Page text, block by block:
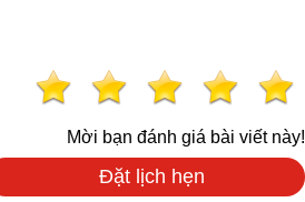
Mời bạn đánh giá bài viết này!
Đặt lịch hẹn